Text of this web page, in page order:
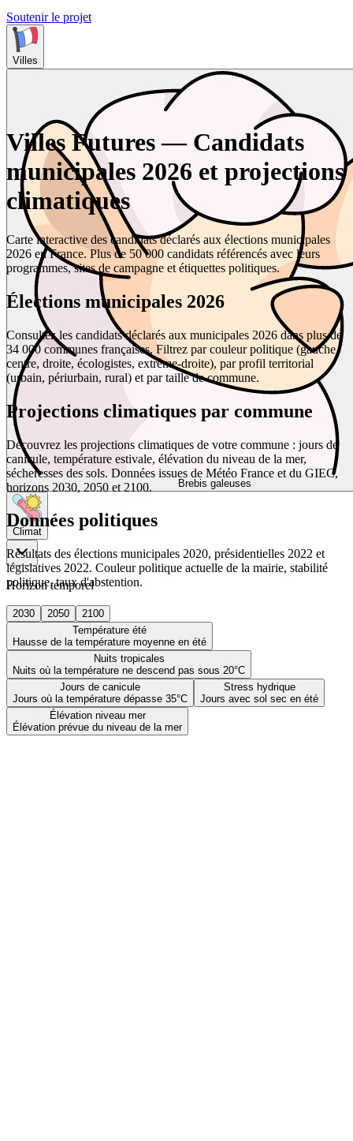
Soutenir le projet
Villes
Brebis galeuses
Climat
Horizon temporel
2030 2050
2100
Température été
Hausse de la température moyenne en été
Nuits tropicales
Nuits où la température ne descend pas sous 20°C
Jours de canicule
Jours où la température dépasse 35°C
Stress hydrique
Jours avec sol sec en été
Élévation niveau mer
Élévation prévue du niveau de la mer
Villes Futures — Candidats
municipales 2026 et projections
climatiques
Carte interactive des candidats déclarés aux élections municipales
2026 en France. Plus de 50 000 candidats référencés avec leurs
programmes, sites de campagne et étiquettes politiques.
Élections municipales 2026
Consultez les candidats déclarés aux municipales 2026 dans plus de
34 000 communes françaises. Filtrez par couleur politique (gauche,
centre, droite, écologistes, extrême-droite), par profil territorial
(urbain, périurbain, rural) et par taille de commune.
Projections climatiques par commune
Découvrez les projections climatiques de votre commune : jours de
canicule, température estivale, élévation du niveau de la mer,
sécheresses des sols. Données issues de Météo France et du GIEC,
horizons 2030, 2050 et 2100.
Données politiques
Résultats des élections municipales 2020, présidentielles 2022 et
législatives 2022. Couleur politique actuelle de la mairie, stabilité
politique, taux d'abstention.